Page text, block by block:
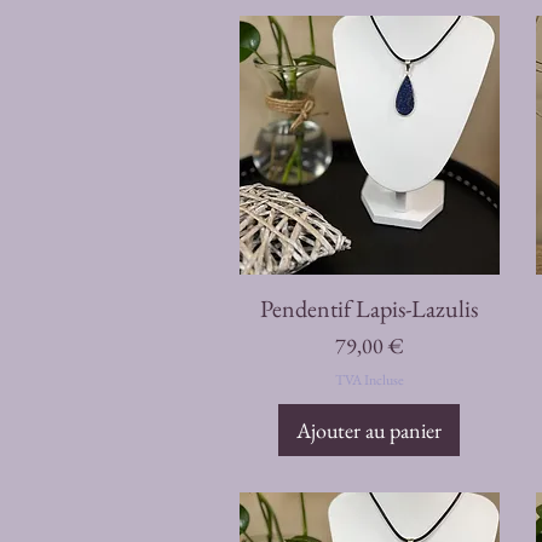
Aperçu rapide
Pendentif Lapis-Lazulis
Prix
79,00 €
TVA Incluse
Ajouter au panier